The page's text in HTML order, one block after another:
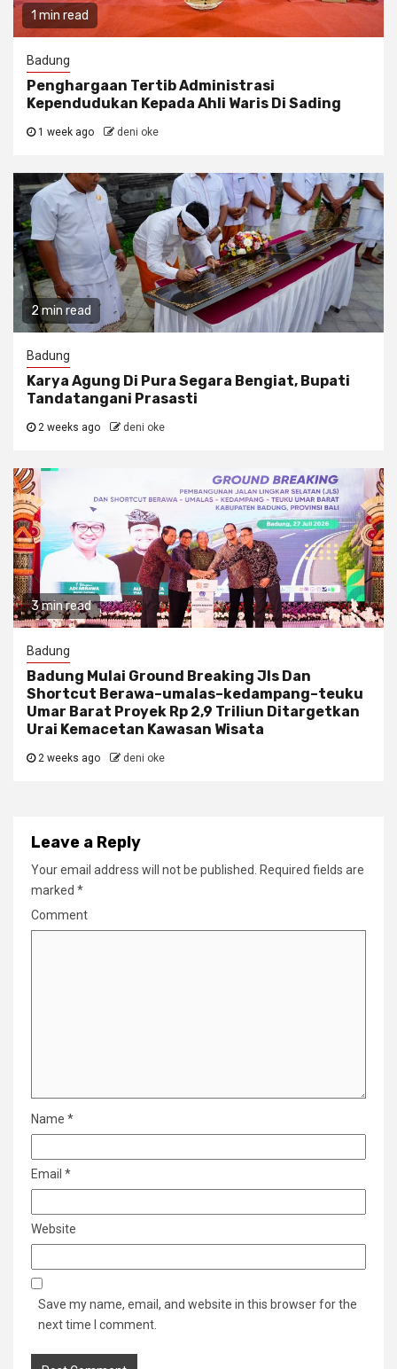
1 min read
Badung
Penghargaan Tertib Administrasi
Kependudukan Kepada Ahli Waris Di Sading
1 week ago deni oke
2 min read
Badung
Karya Agung Di Pura Segara Bengiat, Bupati
Tandatangani Prasasti
2 weeks ago deni oke
3 min read
Badung
Badung Mulai Ground Breaking Jls Dan
Shortcut Berawa–umalas–kedampang–teuku
Umar Barat Proyek Rp 2,9 Triliun Ditargetkan
Urai Kemacetan Kawasan Wisata
2 weeks ago deni oke
Leave a Reply
Your email address will not be published.
Required fields are
marked *
Comment
Name *
Email *
Website
Save my name, email, and website in this browser for the
next time I comment.